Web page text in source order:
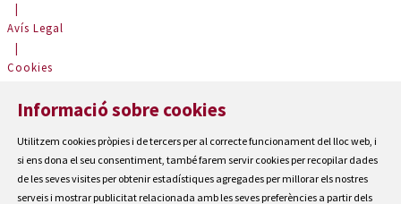
|
Avís Legal
|
Cookies
Contactar
Accessibilitat
Informació sobre cookies
Utilitzem cookies pròpies i de tercers per al correcte funcionament del lloc web, i
si ens dona el seu consentiment, també farem servir cookies per recopilar dades
de les seves visites per obtenir estadístiques agregades per millorar els nostres
serveis i mostrar publicitat relacionada amb les seves preferències a partir dels